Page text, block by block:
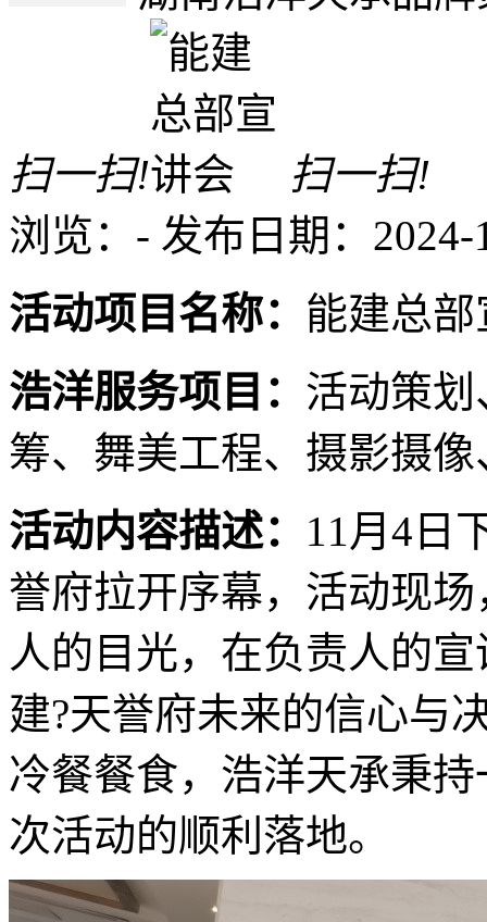
扫一扫!
扫一扫!
浏览： - 发布日期：2024-
活动项目名称： 能建总
浩洋服务项目： 活动策
筹、舞美工程、摄影摄
活动内容描述： 11月4日
誉府拉开序幕，活动现
人的目光，在负责人的
建?天誉府未来的信心与
冷餐餐食，浩洋天承秉
次活动的顺利落地。